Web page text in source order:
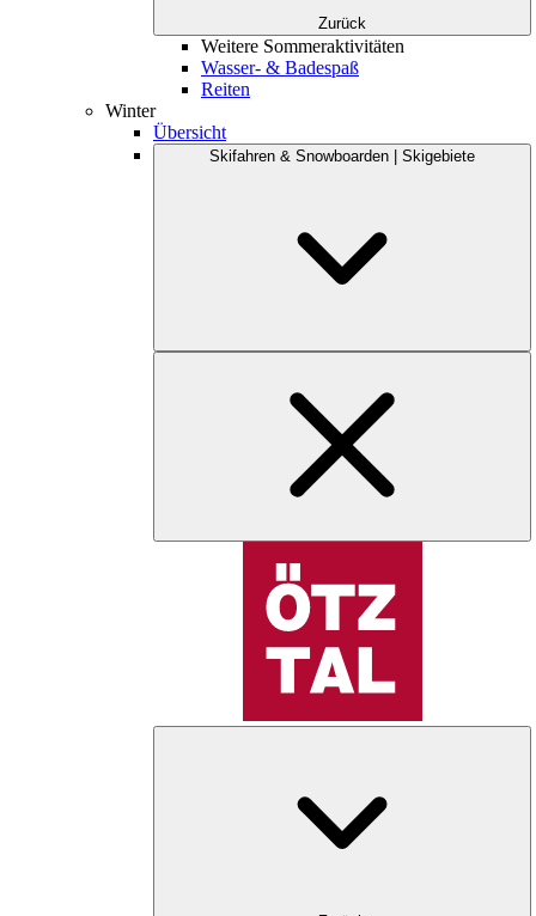
Zurück
Weitere Sommeraktivitäten
Wasser- & Badespaß
Reiten
Winter
Übersicht
Skifahren & Snowboarden | Skigebiete